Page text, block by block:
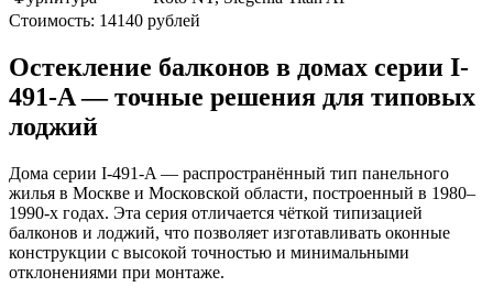
Стоимость: 14140 рублей
Остекление балконов в домах серии I-
491-A — точные решения для типовых
лоджий
Дома серии I-491-A — распространённый тип панельного
жилья в Москве и Московской области, построенный в 1980–
1990-х годах. Эта серия отличается чёткой типизацией
балконов и лоджий, что позволяет изготавливать оконные
конструкции с высокой точностью и минимальными
отклонениями при монтаже.